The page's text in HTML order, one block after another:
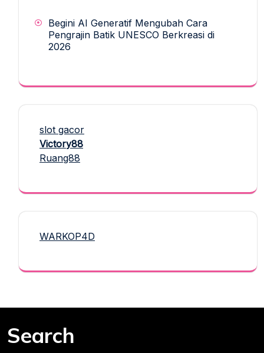
Begini AI Generatif Mengubah Cara
Pengrajin Batik UNESCO Berkreasi di
2026
slot gacor
Victory88
Ruang88
WARKOP4D
Search